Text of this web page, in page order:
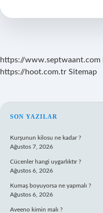
Yapılıyor
https://www.septwaant.com
https://hoot.com.tr Sitemap
SIDEBAR
SON YAZILAR
Kurşunun kilosu ne kadar ?
Ağustos 7, 2026
Cücenler hangi uygarlıktır ?
Ağustos 6, 2026
Kumaş boyuyorsa ne yapmalı ?
Ağustos 6, 2026
Aveeno kimin malı ?